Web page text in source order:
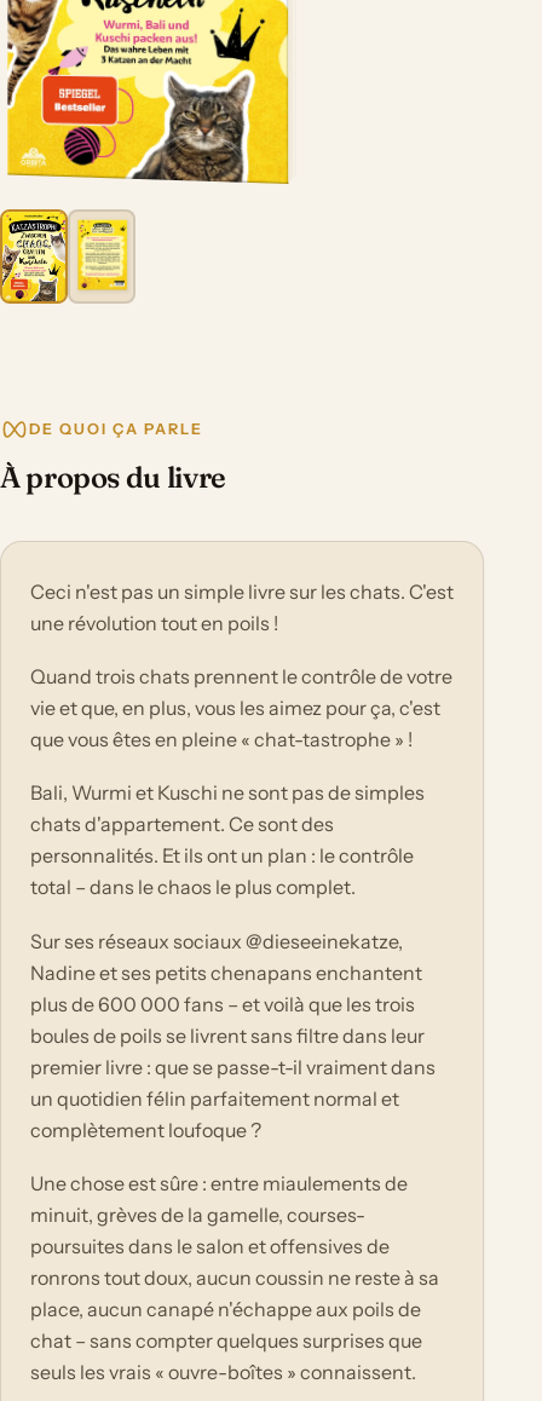
DE QUOI ÇA PARLE
À propos du livre
Ceci n'est pas un simple livre sur les chats. C'est
une révolution tout en poils !
Quand trois chats prennent le contrôle de votre
vie et que, en plus, vous les aimez pour ça, c'est
que vous êtes en pleine « chat-tastrophe » !
Bali, Wurmi et Kuschi ne sont pas de simples
chats d'appartement. Ce sont des
personnalités. Et ils ont un plan : le contrôle
total – dans le chaos le plus complet.
Sur ses réseaux sociaux @dieseeinekatze,
Nadine et ses petits chenapans enchantent
plus de 600 000 fans – et voilà que les trois
boules de poils se livrent sans filtre dans leur
premier livre : que se passe-t-il vraiment dans
un quotidien félin parfaitement normal et
complètement loufoque ?
Une chose est sûre : entre miaulements de
minuit, grèves de la gamelle, courses-
poursuites dans le salon et offensives de
ronrons tout doux, aucun coussin ne reste à sa
place, aucun canapé n'échappe aux poils de
chat – sans compter quelques surprises que
seuls les vrais « ouvre-boîtes » connaissent.